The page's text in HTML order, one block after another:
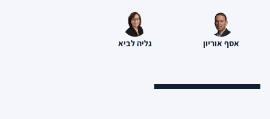
אסף אוריון גליה לביא